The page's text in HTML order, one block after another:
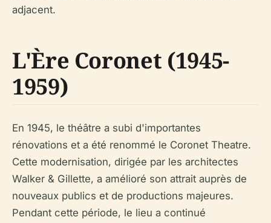
adjacent.
L'Ère Coronet (1945-
1959)
En 1945, le théâtre a subi d'importantes
rénovations et a été renommé le Coronet Theatre.
Cette modernisation, dirigée par les architectes
Walker & Gillette, a amélioré son attrait auprès de
nouveaux publics et de productions majeures.
Pendant cette période, le lieu a continué